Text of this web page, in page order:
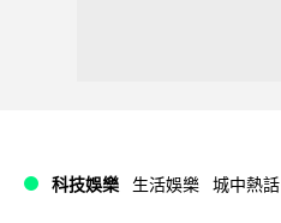
科技娛樂 生活娛樂 城中熱話